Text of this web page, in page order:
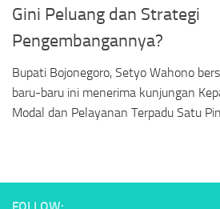
Gini Peluang dan Strategi
Pengembangannya?
Bupati Bojonegoro, Setyo Wahono
baru-baru ini menerima kunjungan
Modal dan Pelayanan Terpadu Satu